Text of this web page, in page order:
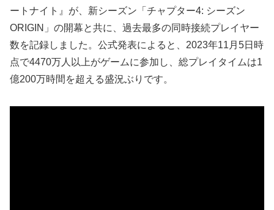
ートナイト』が、新シーズン「チャプター4: シーズン
ORIGIN」の開幕と共に、過去最多の同時接続プレイヤー
数を記録しました。公式発表によると、2023年11月5日時
点で4470万人以上がゲームに参加し、総プレイタイムは1
億200万時間を超える盛況ぶりです。